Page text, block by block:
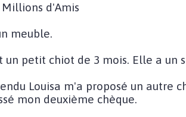
d'Amis
meuble.
un petit chiot de 3 mois. Elle a un
Louisa m'a proposé un autre
mon deuxième chèque.